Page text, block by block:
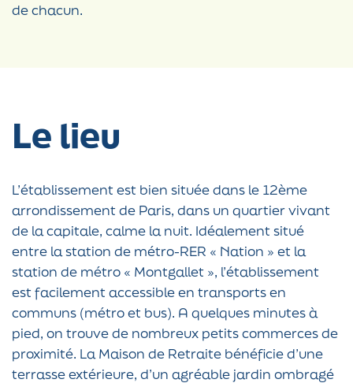
de chacun.
Le lieu
L’établissement est bien située dans le 12ème
arrondissement de Paris, dans un quartier vivant
de la capitale, calme la nuit. Idéalement situé
entre la station de métro-RER « Nation » et la
station de métro « Montgallet », l’établissement
est facilement accessible en transports en
communs (métro et bus). A quelques minutes à
pied, on trouve de nombreux petits commerces de
proximité. La Maison de Retraite bénéficie d’une
terrasse extérieure, d’un agréable jardin ombragé